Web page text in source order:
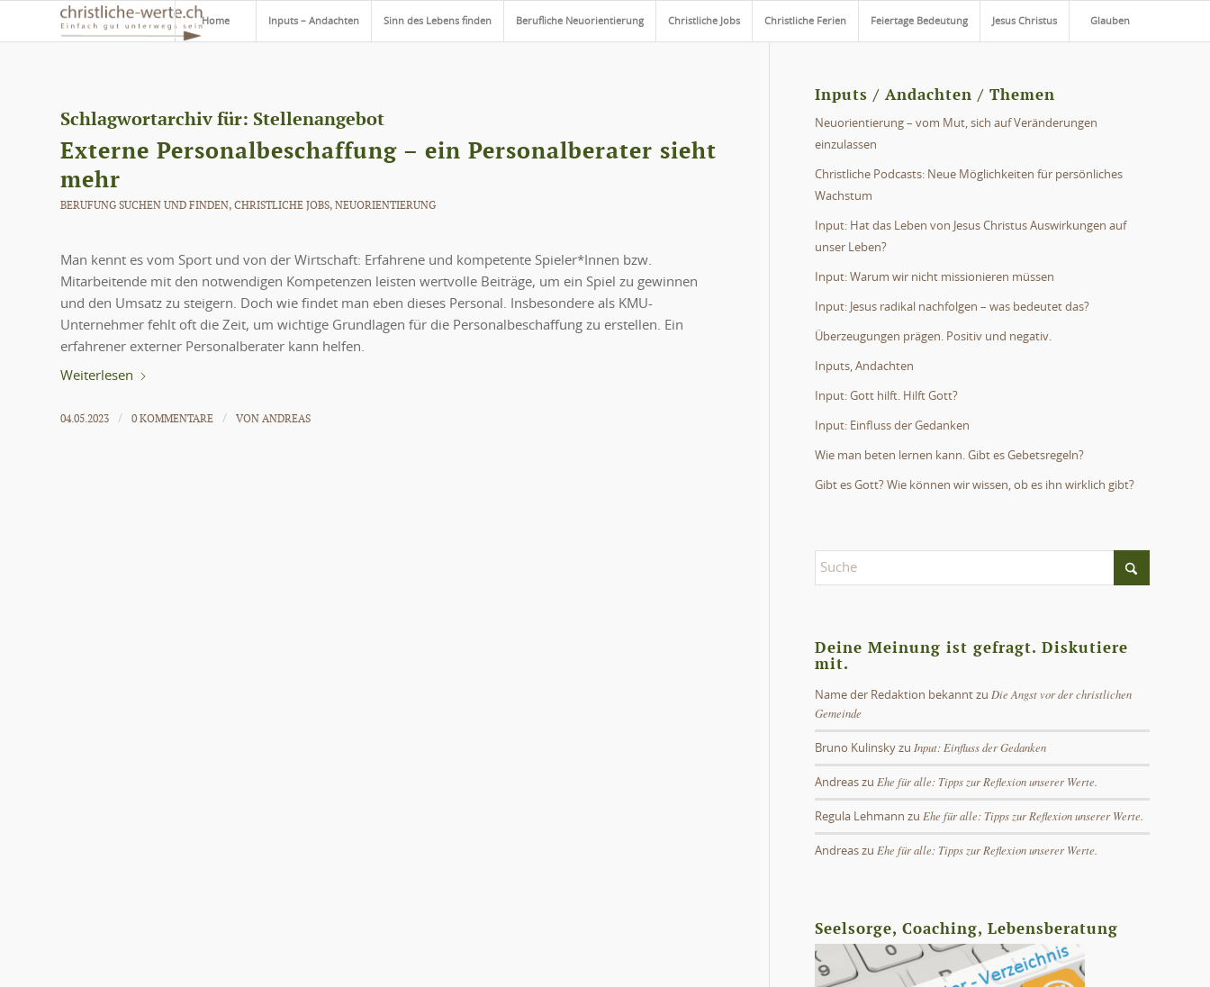
Home Inputs – Andachten Sinn des Lebens finden Berufliche Neuorientierung Christliche Jobs Christliche Ferien Feiertage Bedeutung Jesus Christus Glauben
Schlagwortarchiv für: Stellenangebot
Externe Personalbeschaffung – ein Personalberater sieht
mehr
BERUFUNG SUCHEN UND FINDEN, CHRISTLICHE JOBS, NEUORIENTIERUNG
Man kennt es vom Sport und von der Wirtschaft: Erfahrene und kompetente Spieler*Innen bzw.
Mitarbeitende mit den notwendigen Kompetenzen leisten wertvolle Beiträge, um ein Spiel zu gewinnen
und den Umsatz zu steigern. Doch wie findet man eben dieses Personal. Insbesondere als KMU-
Unternehmer fehlt oft die Zeit, um wichtige Grundlagen für die Personalbeschaffung zu erstellen. Ein
erfahrener externer Personalberater kann helfen.
Weiterlesen
04.05.2023 / 0 KOMMENTARE / VONANDREAS
Inputs / Andachten / Themen
Neuorientierung – vom Mut, sich auf Veränderungen
einzulassen
Christliche Podcasts: Neue Möglichkeiten für persönliches
Wachstum
Input: Hat das Leben von Jesus Christus Auswirkungen auf
unser Leben?
Input: Warum wir nicht missionieren müssen
Input: Jesus radikal nachfolgen – was bedeutet das?
Überzeugungen prägen. Positiv und negativ.
Inputs, Andachten
Input: Gott hilft. Hilft Gott?
Input: Einfluss der Gedanken
Wie man beten lernen kann. Gibt es Gebetsregeln?
Gibt es Gott? Wie können wir wissen, ob es ihn wirklich gibt?
Deine Meinung ist gefragt. Diskutiere
mit.
Name der Redaktion bekanntzu Die Angst vor der christlichen
Gemeinde
Bruno Kulinskyzu Input: Einfluss der Gedanken
Andreaszu Ehe für alle: Tipps zur Reflexion unserer Werte.
Regula Lehmann zu Ehe für alle: Tipps zur Reflexion unserer Werte.
Andreaszu Ehe für alle: Tipps zur Reflexion unserer Werte.
Seelsorge, Coaching, Lebensberatung